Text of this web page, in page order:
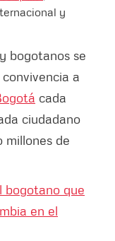
y
bogotanos se
a
cada
ciudadano
millones de
bogotano que
en el